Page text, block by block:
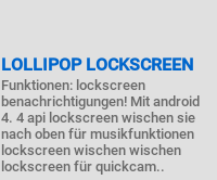
LOLLIPOP LOCKSCREEN
Funktionen: lockscreen
benachrichtigungen! Mit android
4. 4 api lockscreen wischen sie
nach oben für musikfunktionen
lockscreen wischen wischen
lockscreen für quickcam..